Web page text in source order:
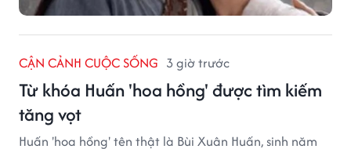
CẬN CẢNH CUỘC SỐNG 3 giờ trước
Từ khóa Huấn 'hoa hồng' được tìm kiếm
tăng vọt
Huấn 'hoa hồng' tên thật là Bùi Xuân Huấn, sinh năm